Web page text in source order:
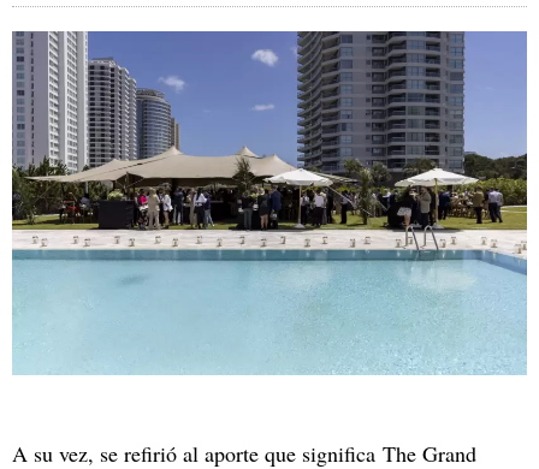
A su vez, se refirió al aporte que significa The Grand